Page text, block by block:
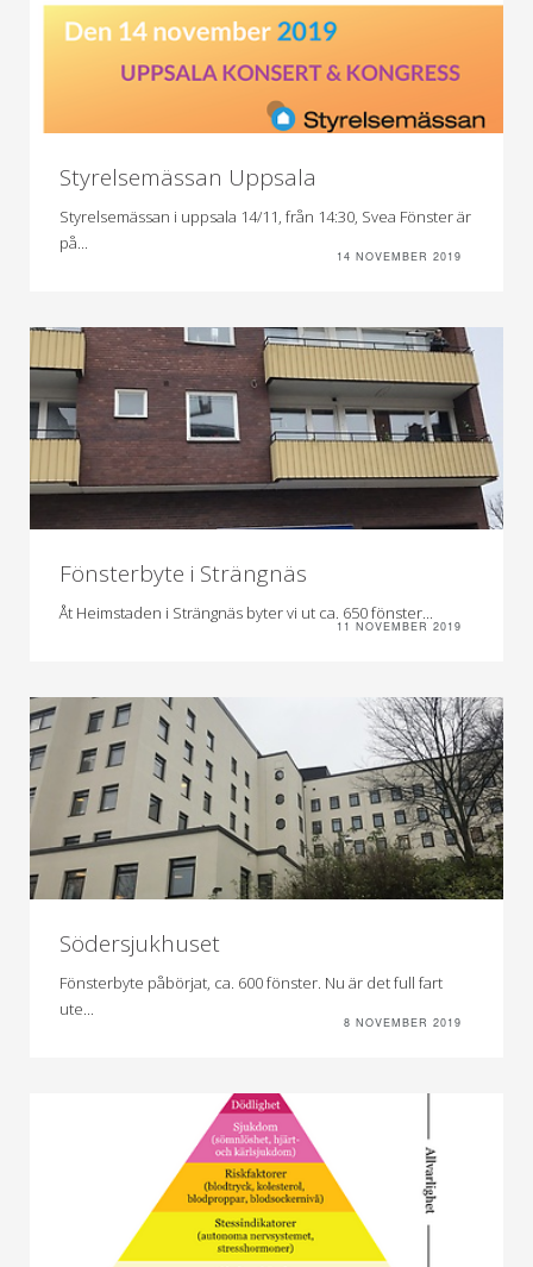
Styrelsemässan Uppsala
Styrelsemässan i uppsala 14/11, från 14:30, Svea Fönster är
på...
14 NOVEMBER 2019
Fönsterbyte i Strängnäs
Åt Heimstaden i Strängnäs byter vi ut ca. 650 fönster...
11 NOVEMBER 2019
Södersjukhuset
Fönsterbyte påbörjat, ca. 600 fönster. Nu är det full fart
ute...
8 NOVEMBER 2019